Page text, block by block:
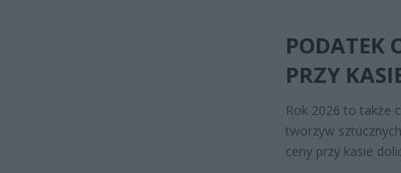
PODATEK
PRZY
Rok 2026 to także
tworzyw
ceny przy kasie